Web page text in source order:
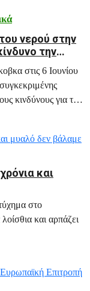
νερού στην
την
Ζαπορίζια
στις 6 Ιουνίου
κινδύνους για τον
και
στο
και αρπάζει